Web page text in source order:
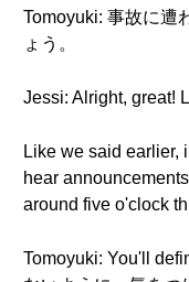
Tomoyuki: 事故に遭
ょう。
Jessi: Alright, great!
Like we said earlier,
hear
around five o'clock
Tomoyuki: You'll